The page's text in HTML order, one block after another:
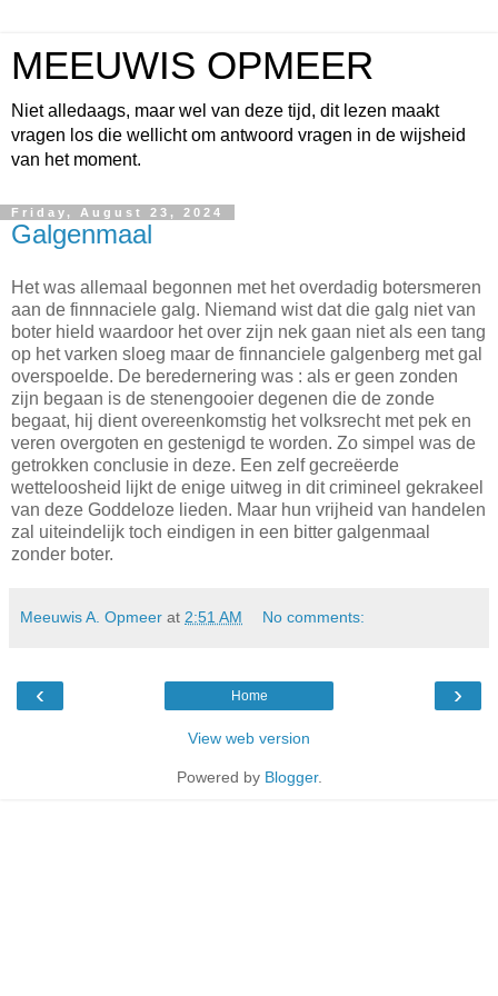
MEEUWIS OPMEER
Niet alledaags, maar wel van deze tijd, dit lezen maakt
vragen los die wellicht om antwoord vragen in de wijsheid
van het moment.
Friday, August 23, 2024
Galgenmaal
Het was allemaal begonnen met het overdadig botersmeren
aan de finnnaciele galg. Niemand wist dat die galg niet van
boter hield waardoor het over zijn nek gaan niet als een tang
op het varken sloeg maar de finnanciele galgenberg met gal
overspoelde. De beredernering was : als er geen zonden
zijn begaan is de stenengooier degenen die de zonde
begaat, hij dient overeenkomstig het volksrecht met pek en
veren overgoten en gestenigd te worden. Zo simpel was de
getrokken conclusie in deze. Een zelf gecreëerde
wetteloosheid lijkt de enige uitweg in dit crimineel gekrakeel
van deze Goddeloze lieden. Maar hun vrijheid van handelen
zal uiteindelijk toch eindigen in een bitter galgenmaal
zonder boter.
Meeuwis A. Opmeer at 2:51 AM No comments:
‹ ›
Home
View web version
Powered by Blogger.